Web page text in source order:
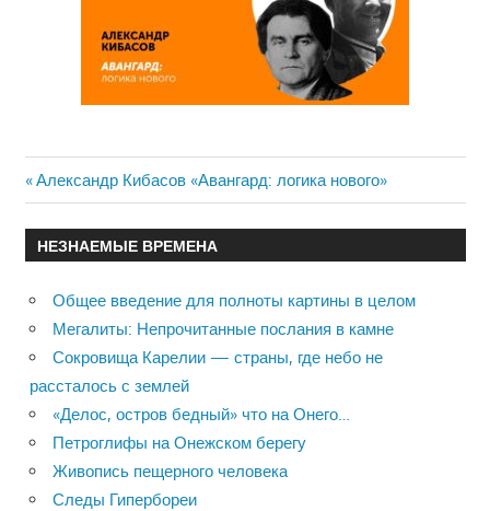
Навигация
по
записям
Previous
Post:
Александр Кибасов «Авангард: логика нового»
НЕЗНАЕМЫЕ ВРЕМЕНА
Общее введение для полноты картины в целом
Мегалиты: Непрочитанные послания в камне
Сокровища Карелии — страны, где небо не
рассталось с землей
«Делос, остров бедный» что на Онего…
Петроглифы на Онежском берегу
Живопись пещерного человека
Следы Гипербореи